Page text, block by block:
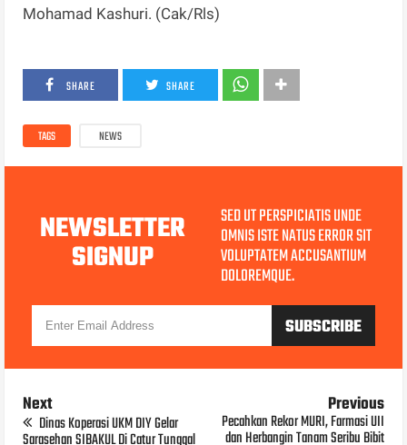
Mohamad Kashuri. (Cak/Rls)
SHARE SHARE
TAGS NEWS
NEWSLETTER
SIGNUP
SED UT PERSPICIATIS UNDE
OMNIS ISTE NATUS ERROR SIT
VOLUPTATEM ACCUSANTIUM
DOLOREMQUE.
Next
Dinas Koperasi UKM DIY Gelar
Previous
Pecahkan Rekor MURI, Farmasi UII
dan Herbangin Tanam Seribu Bibit